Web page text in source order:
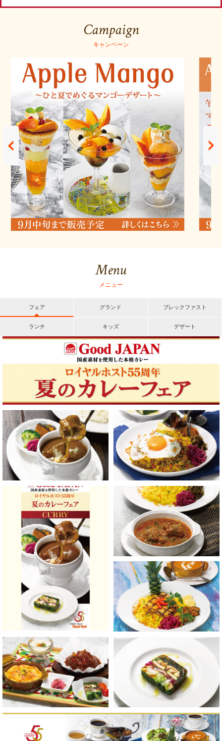
Campaign
キャンペーン
Menu
メニュー
フェア グランド ブレックファスト
ランチ キッズ デザート